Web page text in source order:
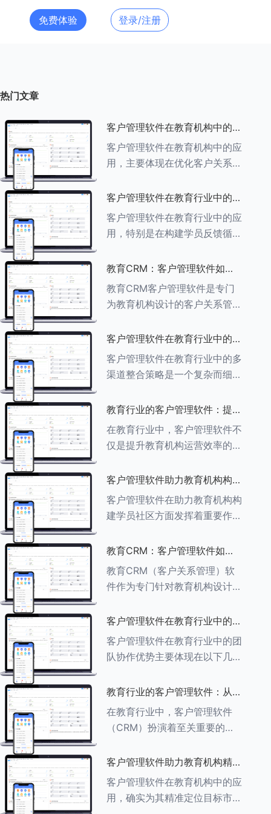
免费体验 登录/注册
热门文章
客户管理软件在教育机构中的应
用探索
客户管理软件在教育机构中的应
用，主要体现在优化客户关系管
作效率及促进业务增长等多个方
面。以下是对客户管理软件在教
育机构中应用的具体探索：
###一、
客户管理软件在教育行业中的学
员反馈循环机制
客户管理软件在教育行业中的应
用，特别是在构建学员反馈循环
用。以下是对客户管理软件在教
育行业中学员反馈循环机制的详
细分析： ###一、学员反馈循
环机制
教育CRM：客户管理软件如何
助力教育机构实现可持续发展
教育CRM客户管理软件是专门
为教育机构设计的客户关系管理
家长、教师及其他相关方的互
动，对教育机构实现可持续发展
具有重要意义。以下是教育
CRM如何助力教育
客户管理软件在教育行业中的多
渠道整合策略
客户管理软件在教育行业中的多
渠道整合策略是一个复杂而细致
多种渠道，提升教育机构的市场
竞争力、客户满意度和运营效
率。以下是对这一策略的具体分
析： ###
教育行业的客户管理软件：提升
家长参与度的关键
在教育行业中，客户管理软件不
仅是提升教育机构运营效率的重
促进家校合作的关键。以下将详
细探讨如何通过教育行业的客户
管理软件来提升家长的参与度。
###
客户管理软件助力教育机构构建
学员社区
客户管理软件在助力教育机构构
建学员社区方面发挥着重要作
述其助力作用： ###一、学员
信息管理 客户管理软件具备强
大的学员信息管理功能，能够集
中存储
教育CRM：客户管理软件如何
增强教育品牌影响力
教育CRM（客户关系管理）软
件作为专门针对教育机构设计的
影响力方面发挥着重要作用。以
下详细分析教育CRM软件如何
助力提升教育品牌影响力：
###一、
客户管理软件在教育行业中的团
队协作优势
客户管理软件在教育行业中的团
队协作优势主要体现在以下几个
与共享 客户管理软件作为强大
的信息存储库，能够整合并记录
学生的基本信息（如姓名、年
龄、联
教育行业的客户管理软件：从招
生到毕业的全方位管理
在教育行业中，客户管理软件
（CRM）扮演着至关重要的角
全方位管理，提升教育机构的管
理效率和学员满意度。以下是一
些适合教育行业的CRM软件及
其功能特点：
客户管理软件助力教育机构精准
定位目标市场
客户管理软件在教育机构中的应
用，确实为其精准定位目标市场